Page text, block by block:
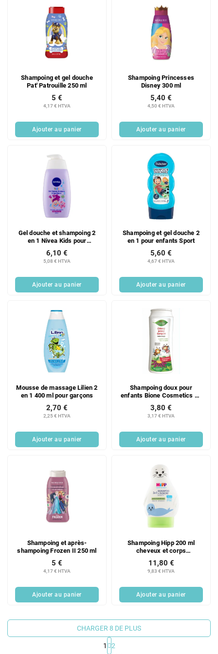
Shampoing et gel douche
Pat' Patrouille 250 ml
4,17 € HTVA
5 €
Ajouter au panier
Shampoing Princesses
Disney 300 ml
4,50 € HTVA
5,40 €
Ajouter au panier
Gel douche et shampoing 2
en 1 Nivea Kids pour
bois, 500 ml
5,08 € HTVA
6,10 €
Ajouter au panier
Shampoing et gel douche 2
en 1 pour enfants Sport
4,67 € HTVA
5,60 €
Ajouter au panier
Mousse de massage Lilien 2
en 1 400 ml pour garçons
2,25 € HTVA
2,70 €
Ajouter au panier
Shampoing doux pour
enfants Bione Cosmetics au
panthénol 200 ml
3,17 € HTVA
3,80 €
Ajouter au panier
Shampoing et après-
shampoing Frozen II 250 ml
4,17 € HTVA
5 €
Ajouter au panier
Shampoing Hipp 200 ml
cheveux et corps
Babyshamp
9,83 € HTVA
11,80 €
Ajouter au panier
CHARGER 8 DE PLUS
1
2